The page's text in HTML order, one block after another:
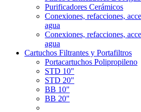
Purificadores Cerámicos
Conexiones, refacciones,
agua
Conexiones, refacciones,
agua
Cartuchos Filtrantes y Portafiltros
Portacartuchos Polipropileno
STD 10"
STD 20"
BB 10"
BB 20"